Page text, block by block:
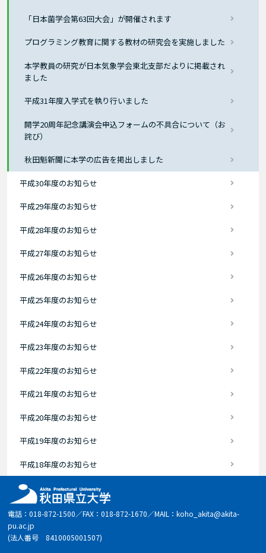
「日本菌学会第63回大会」が開催されます
プログラミング教育に関する教材の研究会を実施しました
本学教員の研究が日本気象学会東北支部だよりに掲載され
ました
平成31年度入学式を執り行いました
開学20周年記念講演会申込フォームの不具合について（お
詫び）
秋田魁新聞に本学の広告を掲出しました
平成30年度のお知らせ
平成29年度のお知らせ
平成28年度のお知らせ
平成27年度のお知らせ
平成26年度のお知らせ
平成25年度のお知らせ
平成24年度のお知らせ
平成23年度のお知らせ
平成22年度のお知らせ
平成21年度のお知らせ
平成20年度のお知らせ
平成19年度のお知らせ
平成18年度のお知らせ
電話：018-872-1500／FAX：018-872-1670／MAIL：koho_akita@akita-
pu.ac.jp
(法人番号 8410005001507)